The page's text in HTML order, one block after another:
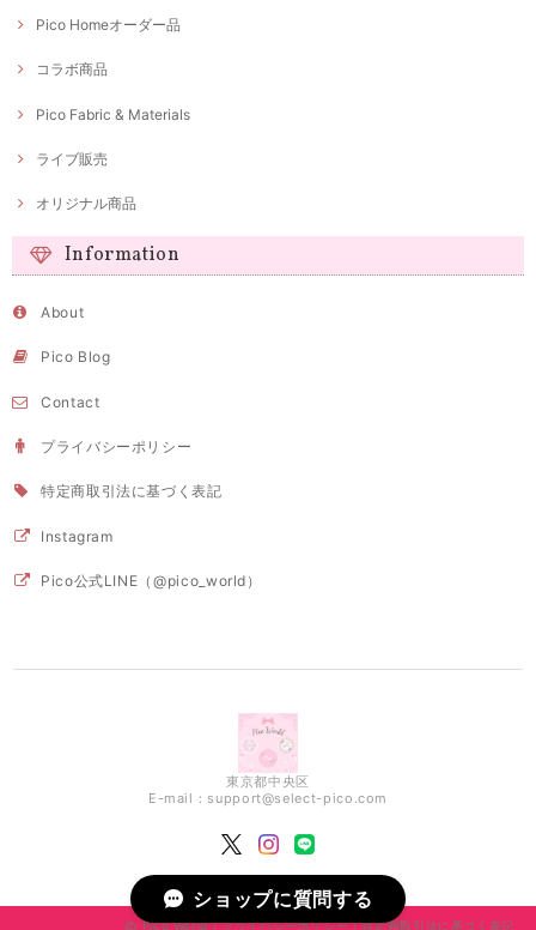
Pico Homeオーダー品
コラボ商品
Pico Fabric & Materials
ライブ販売
オリジナル商品
Information
About
Pico Blog
Contact
プライバシーポリシー
特定商取引法に基づく表記
Instagram
Pico公式LINE（@pico_world）
東京都中央区
E-mail： support@select-pico.com
Pico World |プライバシーポリシー|特定商取引法に基づく表記
ショップに質問する